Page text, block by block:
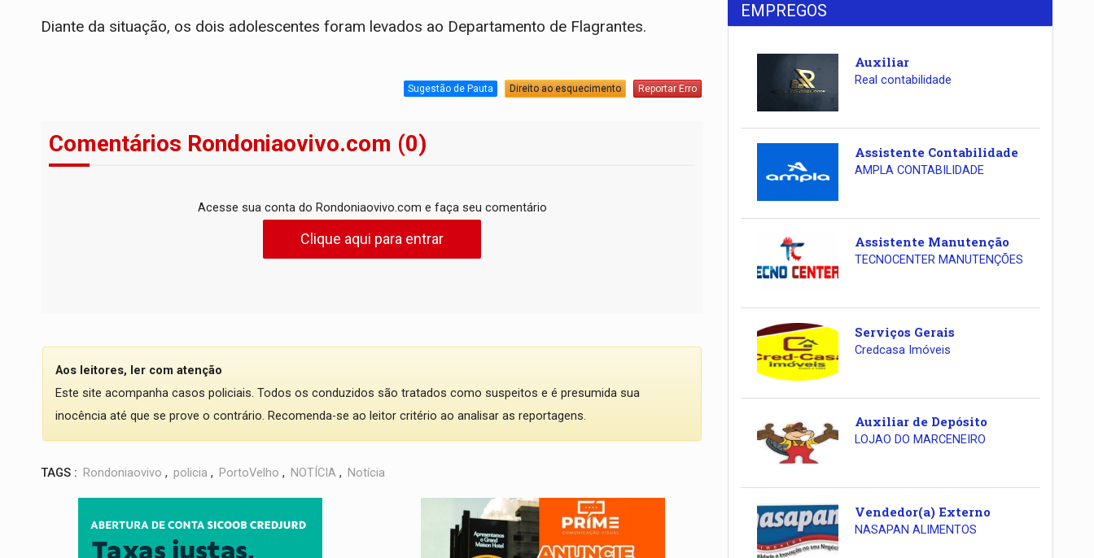
Diante da situação, os dois adolescentes foram levados ao Departamento de Flagrantes.
Sugestão de Pauta Direito ao esquecimento Reportar Erro
Comentários Rondoniaovivo.com (0)
Acesse sua conta do Rondoniaovivo.com e faça seu comentário
Clique aqui para entrar
Aos leitores, ler com atenção
Este site acompanha casos policiais. Todos os conduzidos são tratados como suspeitos e é presumida sua
inocência até que se prove o contrário. Recomenda-se ao leitor critério ao analisar as reportagens.
TAGS : Rondoniaovivo , policia , PortoVelho , NOTÍCIA , Notícia
EMPREGOS
Auxiliar
Real contabilidade
Assistente Contabilidade
AMPLA CONTABILIDADE
Assistente Manutenção
TECNOCENTER MANUTENÇÕES
Serviços Gerais
Credcasa Imóveis
Auxiliar de Depósito
LOJAO DO MARCENEIRO
Vendedor(a) Externo
NASAPAN ALIMENTOS